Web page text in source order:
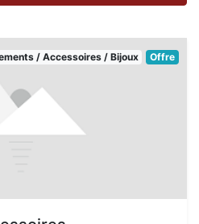
/ Accessoires / Bijoux Offre